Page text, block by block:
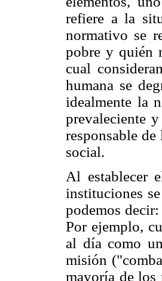
refiere a la
normativo se
pobre y quién
cual
humana se
idealmente la
prevaleciente
responsable
social.
Al establecer
instituciones
podemos
Por ejemplo,
al día como
misión
mayoría de los